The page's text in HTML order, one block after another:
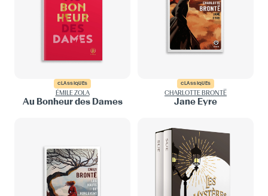
CLASSIQUES
ÉMILE ZOLA
Au Bonheur des Dames
CLASSIQUES
CHARLOTTE BRONTË
Jane Eyre